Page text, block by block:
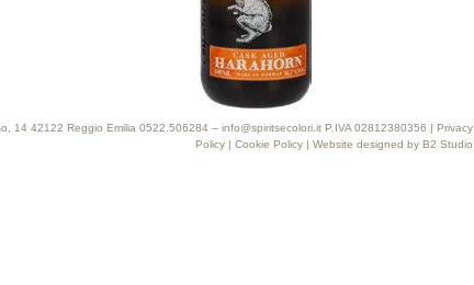
14 42122 Reggio Emilia 0522.506284 – info@spiritsecolori.it P.IVA 02812380356 | Privacy
Policy | Cookie Policy | Website designed by B2 Studio